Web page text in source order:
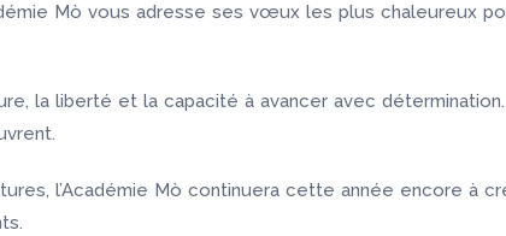
Mò vous adresse ses vœux les plus chaleureux
la liberté et la capacité à avancer avec
l’Académie Mò continuera cette année encore à